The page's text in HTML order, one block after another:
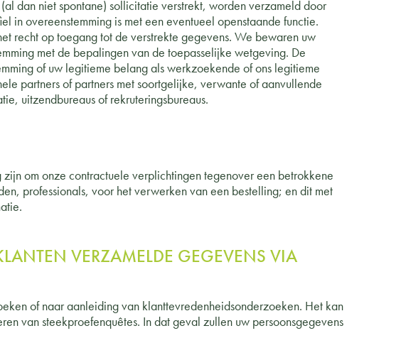
dan niet spontane) sollicitatie verstrekt, worden verzameld door
overeenstemming is met een eventueel openstaande functie.
recht op toegang tot de verstrekte gegevens. We bewaren uw
met de bepalingen van de toepasselijke wetgeving. De
of uw legitieme belang als werkzoekende of ons legitieme
partners of partners met soortgelijke, verwante of aanvullende
uitzendbureaus of rekruteringsbureaus.
om onze contractuele verplichtingen tegenover een betrokkene
professionals, voor het verwerken van een bestelling; en dit met
VERZAMELDE GEGEVENS VIA
of naar aanleiding van klanttevredenheidsonderzoeken. Het kan
van steekproefenquêtes. In dat geval zullen uw persoonsgegevens